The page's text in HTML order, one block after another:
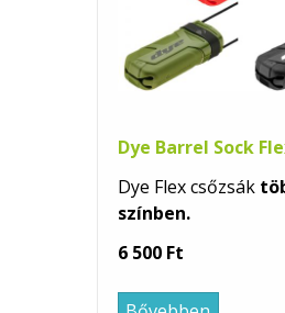
Dye Barrel Sock
Dye Flex csőzsák
színben.
6 500 Ft